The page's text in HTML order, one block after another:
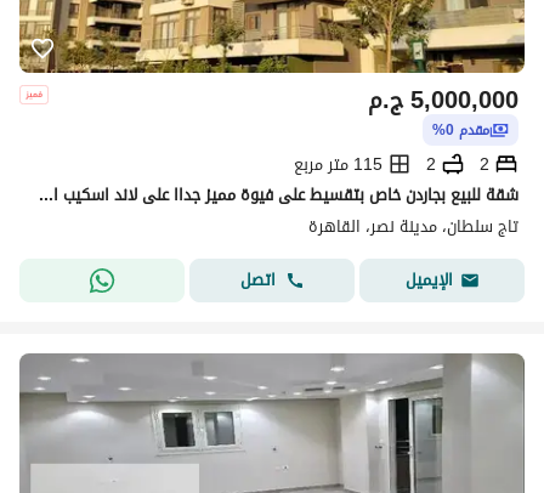
ج.م5,000,000
مقدم 0%
2
2
115 متر مربع
شقة للبيع بجاردن خاص بتقسيط على فيوة مميز جداا على لاند اسكيب امام مطار القاهرة فى كمبوند ( تاج سيتى )
تاج سلطان، مدينة نصر، القاهرة
الإيميل
اتصل